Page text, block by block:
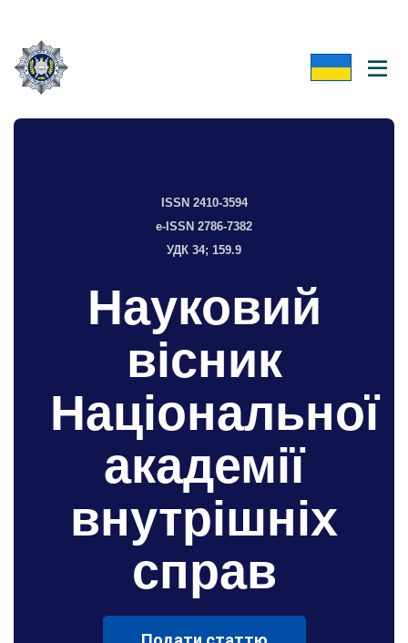
ISSN 2410-3594
e-ISSN 2786-7382
УДК 34; 159.9
Науковий
вісник
Національної
академії
внутрішніх
справ